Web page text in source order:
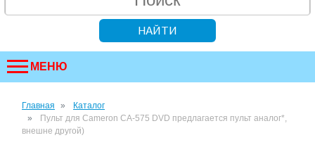
МЕНЮ
Главная
Каталог
Пульт для Cameron CA-575 DVD предлагается пульт аналог*,
внешне другой)